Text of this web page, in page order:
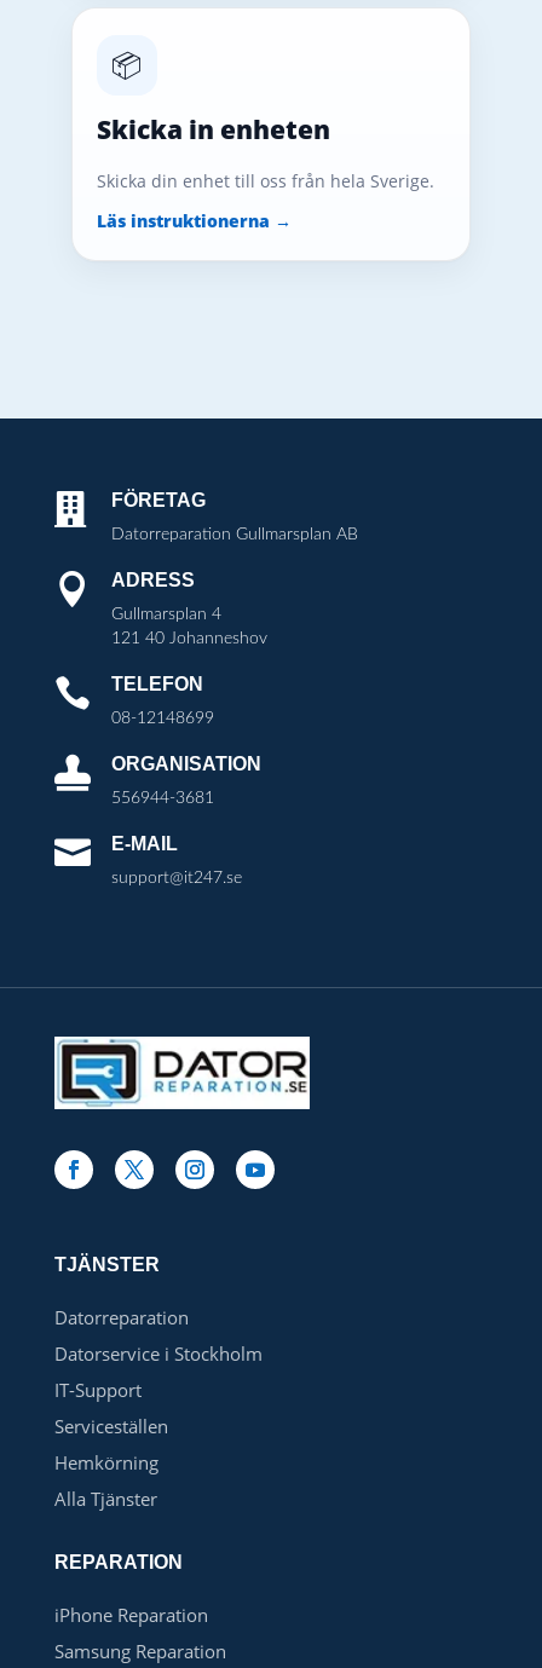
📦
Skicka in enheten
Skicka din enhet till oss från hela Sverige.
Läs instruktionerna →
 FÖRETAG
Datorreparation Gullmarsplan AB
 ADRESS
Gullmarsplan 4
121 40 Johanneshov
 TELEFON
08-12148699
 ORGANISATION
556944-3681
 E-MAIL
support@it247.se
TJÄNSTER
Datorreparation
Datorservice i Stockholm
IT-Support
Serviceställen
Hemkörning
Alla Tjänster
REPARATION
iPhone Reparation
Samsung Reparation